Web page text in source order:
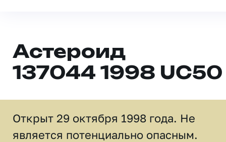
Астероид
137044 1998 UC50
Открыт 29 октября 1998 года. Не
является потенциально опасным.